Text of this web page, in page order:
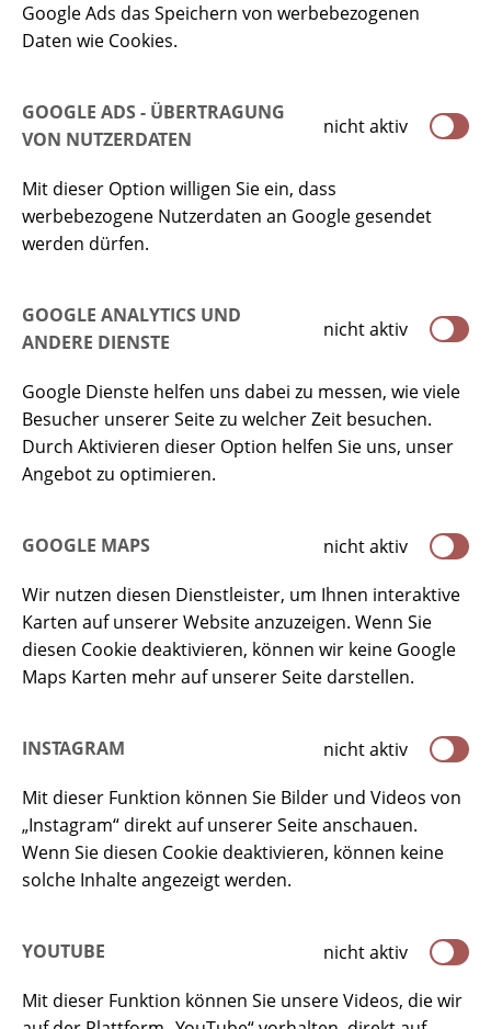
Google Ads das Speichern von werbebezogenen
Daten wie Cookies.
GOOGLE ADS - ÜBERTRAGUNG
VON NUTZERDATEN
nicht aktiv
Mit dieser Option willigen Sie ein, dass
werbebezogene Nutzerdaten an Google gesendet
werden dürfen.
GOOGLE ANALYTICS UND
ANDERE DIENSTE
nicht aktiv
Google Dienste helfen uns dabei zu messen, wie viele
Besucher unserer Seite zu welcher Zeit besuchen.
Durch Aktivieren dieser Option helfen Sie uns, unser
Angebot zu optimieren.
GOOGLE MAPS nicht aktiv
Wir nutzen diesen Dienstleister, um Ihnen interaktive
Karten auf unserer Website anzuzeigen. Wenn Sie
diesen Cookie deaktivieren, können wir keine Google
Maps Karten mehr auf unserer Seite darstellen.
INSTAGRAM nicht aktiv
Mit dieser Funktion können Sie Bilder und Videos von
„Instagram“ direkt auf unserer Seite anschauen.
Wenn Sie diesen Cookie deaktivieren, können keine
solche Inhalte angezeigt werden.
YOUTUBE nicht aktiv
Mit dieser Funktion können Sie unsere Videos, die wir